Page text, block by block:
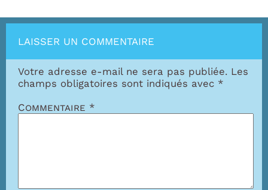
LAISSER UN COMMENTAIRE
Votre adresse e-mail ne sera pas publiée. Les
champs obligatoires sont indiqués avec *
Commentaire *